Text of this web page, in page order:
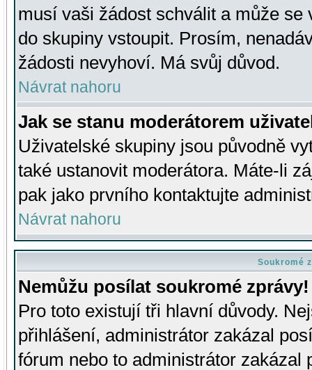
musí vaši žádost schválit a může se
do skupiny vstoupit. Prosím,
žádosti nevyhoví. Má svůj důvod.
Návrat nahoru
Jak se stanu moderátorem
Uživatelské skupiny jsou původně
také ustanovit moderátora. Máte-li
pak jako prvního kontaktujte
Návrat nahoru
Soukromé
Nemůžu posílat soukromé zprávy!
Pro toto existují tři hlavní důvody.
přihlášení, administrátor zakázal
fórum nebo to administrátor zakázal